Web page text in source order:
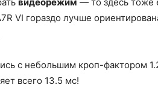
VI гораздо лучше
с небольшим кроп-фактором
всего 13.5 мс!